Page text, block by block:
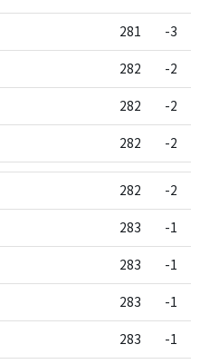
281 -3
282 -2
282 -2
282 -2
282 -2
283 -1
283 -1
283 -1
283 -1